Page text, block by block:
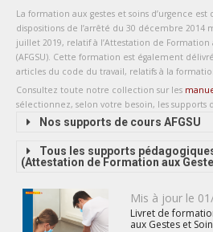
La formation aux gestes et soins d’urgence
dispositions de l’arrêté du 30 décembre 2014
juillet 2019, relatif à l’Attestation de Formation
(AFGSU). Cette formation est également
articles du code du travail, relatifs à la
Consultez toute notre collection sur les
sélectionnez, selon votre besoin, les supports
Nos supports de cours AFGSU
Tous les supports
(Attestation de Formation aux
Mis à jour le
le
Livret de
aux Gestes et